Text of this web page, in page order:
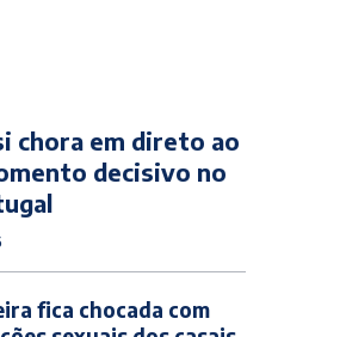
chora em direto ao
decisivo no
fica chocada com